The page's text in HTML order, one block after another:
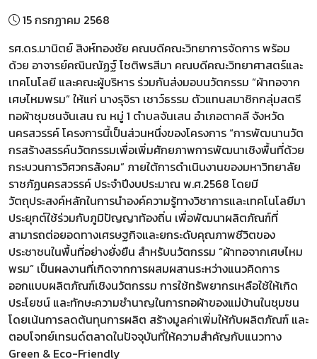
15 กรกฏาคม 2568
รศ.ดร.มานิตย์ สิงห์ทองชัย คณบดีคณะวิทยาการจัดการ พร้อม
ด้วย อาจารย์คณินณัฏฐ์ โชติพรสีมา คณบดีคณะวิทยาศาสตร์และ
เทคโนโลยี และคณะผู้บริหาร ร่วมกันส่งมอบนวัตกรรม “ผ้าทอจาก
เศษไหมพรม” ให้แก่ นางรุจิรา เชาว์ธรรม ตัวแทนสมาชิกกลุ่มสตรี
ทอผ้าชุมชนจันเสน ณ หมู่ 1 ตำบลจันเสน อำเภอตาคลี จังหวัด
นครสวรรค์ โครงการนี้เป็นส่วนหนึ่งของโครงการ “การพัฒนานวัต
กรสร้างสรรค์นวัตกรรมเพื่อเพิ่มศักยภาพการพัฒนาเชิงพื้นที่ด้วย
กระบวนการวิศวกรสังคม” ภายใต้การดำเนินงานของมหาวิทยาลัย
ราชภัฏนครสวรรค์ ประจำปีงบประมาณ พ.ศ.2568 โดยมี
วัตถุประสงค์หลักในการนำองค์ความรู้ทางวิชาการและเทคโนโลยีมา
ประยุกต์ใช้ร่วมกับภูมิปัญญาท้องถิ่น เพื่อพัฒนาผลิตภัณฑ์ที่
สามารถต่อยอดทางเศรษฐกิจและยกระดับคุณภาพชีวิตของ
ประชาชนในพื้นที่อย่างยั่งยืน สำหรับนวัตกรรม “ผ้าทอจากเศษไหม
พรม” เป็นผลงานที่เกิดจากการผสมผสานระหว่างแนวคิดการ
ออกแบบผลิตภัณฑ์เชิงนวัตกรรม การใช้ทรัพยากรเหลือใช้ให้เกิด
ประโยชน์ และทักษะความชำนาญในการทอผ้าของแม่บ้านในชุมชน
โดยเน้นการลดต้นทุนการผลิต สร้างมูลค่าเพิ่มให้กับผลิตภัณฑ์ และ
ตอบโจทย์เทรนด์ตลาดในปัจจุบันที่ให้ความสำคัญกับแนวทาง
Green & Eco-Friendly